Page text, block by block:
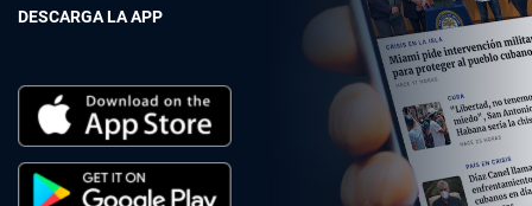
DESCARGA LA APP